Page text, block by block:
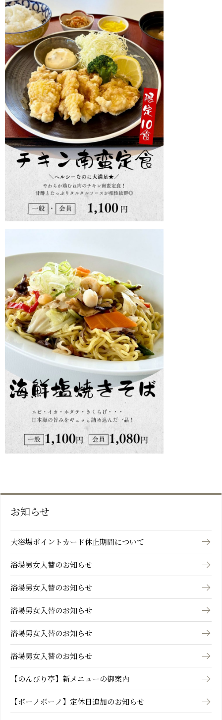
お知らせ
大浴場ポイントカード休止期間について
浴場男女入替のお知らせ
浴場男女入替のお知らせ
浴場男女入替のお知らせ
浴場男女入替のお知らせ
浴場男女入替のお知らせ
【のんびり亭】新メニューの御案内
【ボーノボーノ】定休日追加のお知らせ